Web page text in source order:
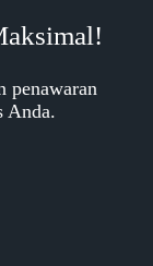
penawaran
Anda.